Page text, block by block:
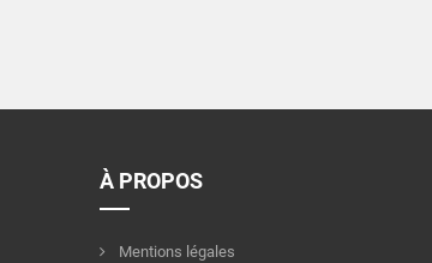
À PROPOS
Mentions légales